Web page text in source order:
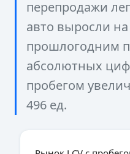
перепродажи
авто выросли
прошлогодним
абсолютных
пробегом
496 ед.